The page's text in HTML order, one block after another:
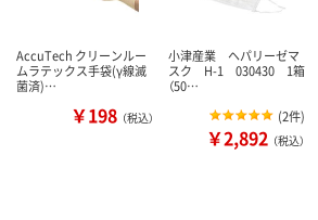
AccuTech クリーンルー
ムラテックス手袋(γ線滅
菌済)…
￥198 （税込）
小津産業 ヘパリーゼマ
スク H-1 030430 1箱
（50…
(2件)
￥2,892 （税込）